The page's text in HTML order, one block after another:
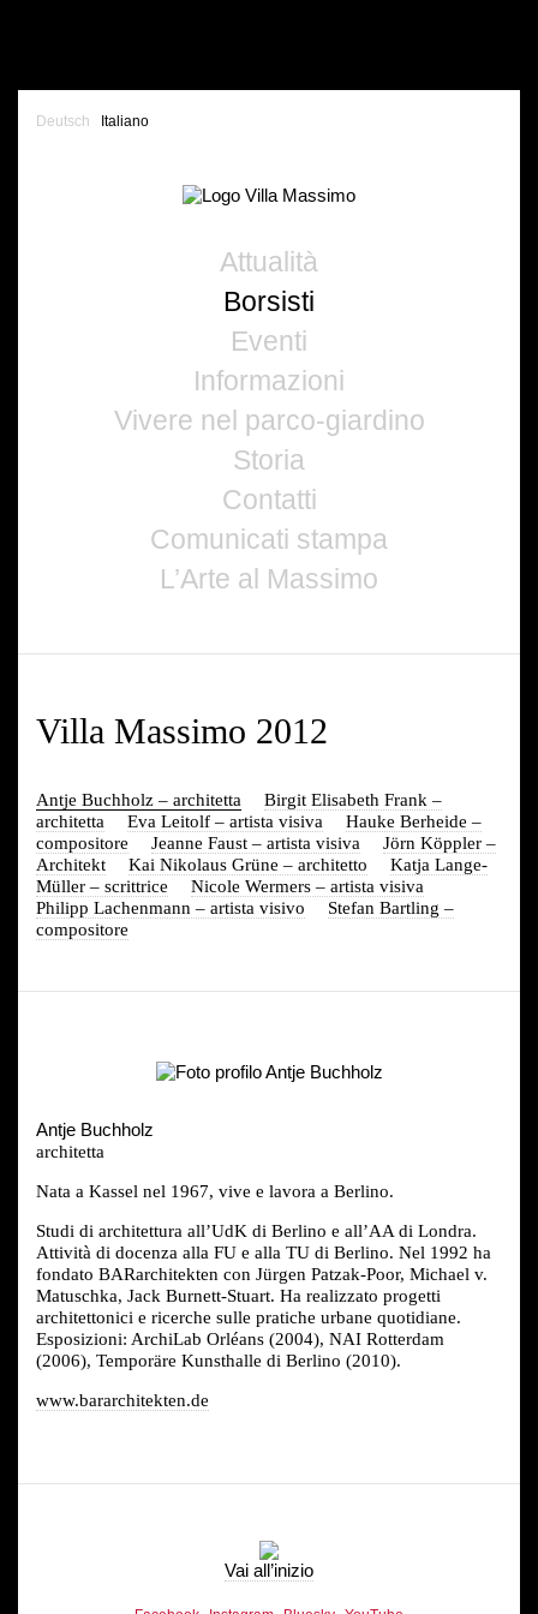
Deutsch Italiano
Attualità
Borsisti
Eventi
Informazioni
Vivere nel parco-giardino
Storia
Contatti
Comunicati stampa
L’Arte al Massimo
Villa Massimo 2012
Antje Buchholz – architetta
Birgit Elisabeth Frank –
architetta
Eva Leitolf – artista visiva
Hauke Berheide –
compositore
Jeanne Faust – artista visiva
Jörn Köppler –
Architekt
Kai Nikolaus Grüne – architetto
Katja Lange-
Müller – scrittrice
Nicole Wermers – artista visiva
Philipp Lachenmann – artista visivo
Stefan Bartling –
compositore
Antje Buchholz
architetta
Nata a Kassel nel 1967, vive e lavora a Berlino.
Studi di architettura all’UdK di Berlino e all’AA di Londra.
Attività di docenza alla FU e alla TU di Berlino. Nel 1992 ha
fondato BARarchitekten con Jürgen Patzak-Poor, Michael v.
Matuschka, Jack Burnett-Stuart. Ha realizzato progetti
architettonici e ricerche sulle pratiche urbane quotidiane.
Esposizioni: ArchiLab Orléans (2004), NAI Rotterdam
(2006), Temporäre Kunsthalle di Berlino (2010).
www.bararchitekten.de
Vai all’inizio